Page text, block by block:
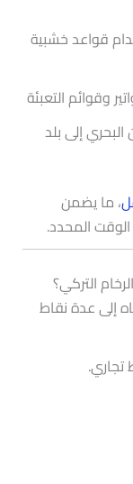
قواعد خشبية
وقوائم التعبئة
إلى بلد
، ما يضمن
المحدد.
التركي؟
إلى عدة نقاط